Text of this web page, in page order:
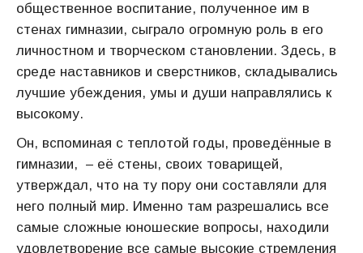
общественное воспитание, полученное им в
стенах гимназии, сыграло огромную роль в его
личностном и творческом становлении. Здесь, в
среде наставников и сверстников, складывались
лучшие убеждения, умы и души направлялись к
высокому.
Он, вспоминая с теплотой годы, проведённые в
гимназии, – её стены, своих товарищей,
утверждал, что на ту пору они составляли для
него полный мир. Именно там разрешались все
самые сложные юношеские вопросы, находили
удовлетворение все самые высокие стремления